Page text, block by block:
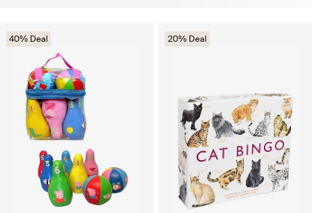
40% Deal 20% Deal